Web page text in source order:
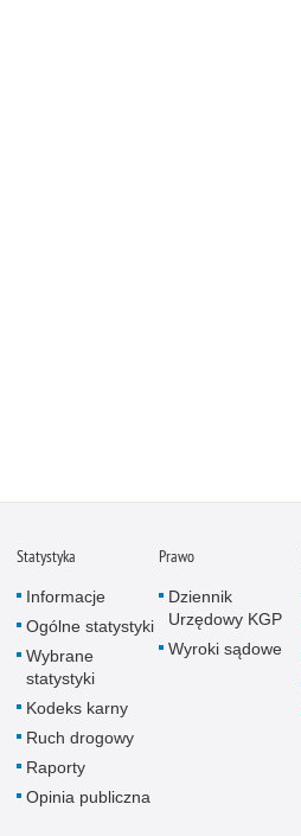
Statystyka
Informacje
Ogólne statystyki
Wybrane
statystyki
Kodeks karny
Ruch drogowy
Raporty
Opinia publiczna
Prawo
Dziennik
Urzędowy KGP
Wyroki sądowe